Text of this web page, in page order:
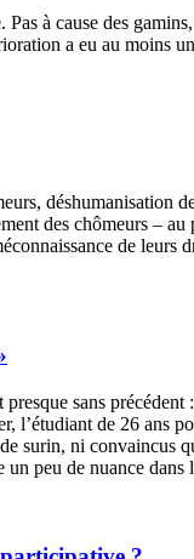
à cause des
a eu au moins
déshumanisation
des chômeurs –
de
sans
de 26 ans
surin, ni
peu de nuance